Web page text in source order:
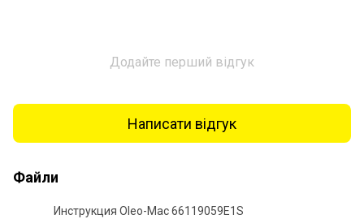
Додайте перший відгук
Написати відгук
Файли
Инструкция Oleo-Mac 66119059E1S